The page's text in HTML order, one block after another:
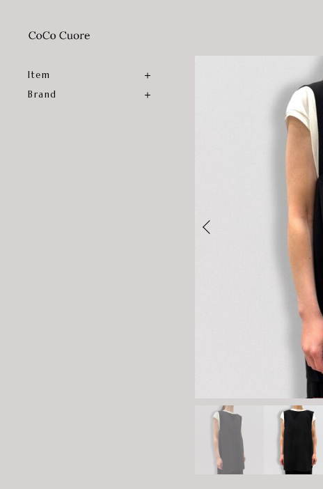
Item
Brand